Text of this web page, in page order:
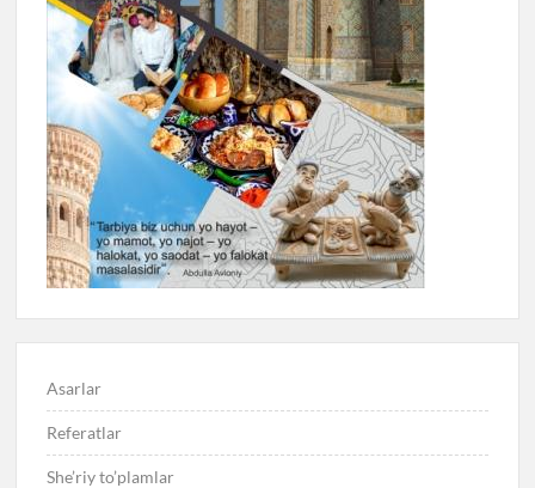
Asarlar
Referatlar
She’riy to’plamlar